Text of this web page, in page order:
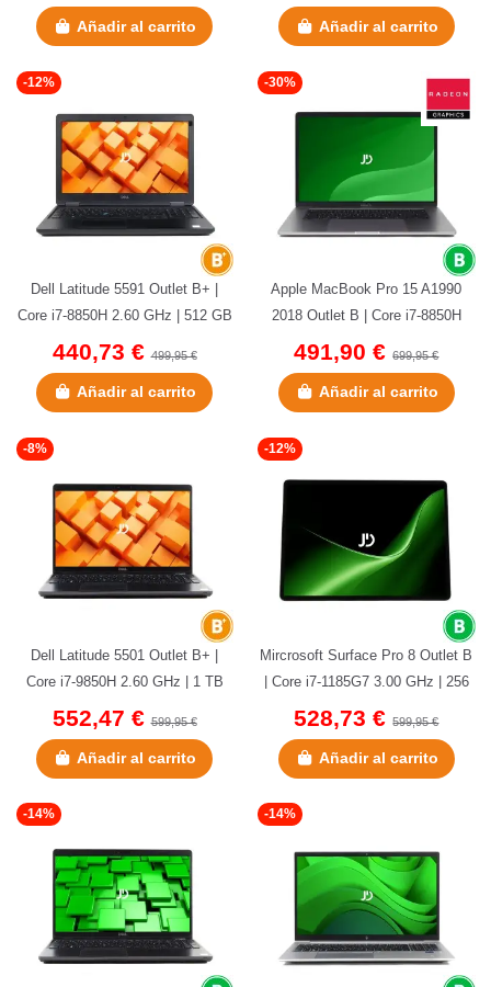
Añadir al carrito Añadir al carrito
-12%
Dell Latitude 5591 Outlet B+ |
Core i7-8850H 2.60 GHz | 512 GB
M.2 SSD | 16 GB DDR4 |...
440,73 €499,95 €
Añadir al carrito
-30%
Apple MacBook Pro 15 A1990
2018 Outlet B | Core i7-8850H
2.60 GHz | 512 GB NVMe | 32
491,90 €699,95 €
Añadir al carrito
-8%
Dell Latitude 5501 Outlet B+ |
Core i7-9850H 2.60 GHz | 1 TB
NVMe | 16 GB DDR4 | 15.6"...
552,47 €599,95 €
Añadir al carrito
-12%
Mircrosoft Surface Pro 8 Outlet B
| Core i7-1185G7 3.00 GHz | 256
GB NVMe | 16 GB...
528,73 €599,95 €
Añadir al carrito
-14% -14%